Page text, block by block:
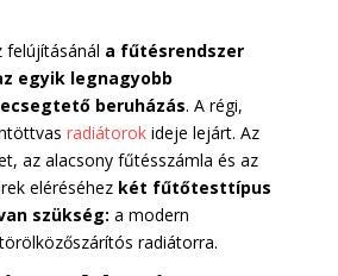
felújításánál a fűtésrendszer
egyik legnagyobb
beruházás. A régi,
radiátorokideje lejárt. Az
az alacsony fűtésszámla és az
eléréséhez két fűtőtesttípus
szükség: a modern
radiátorra.